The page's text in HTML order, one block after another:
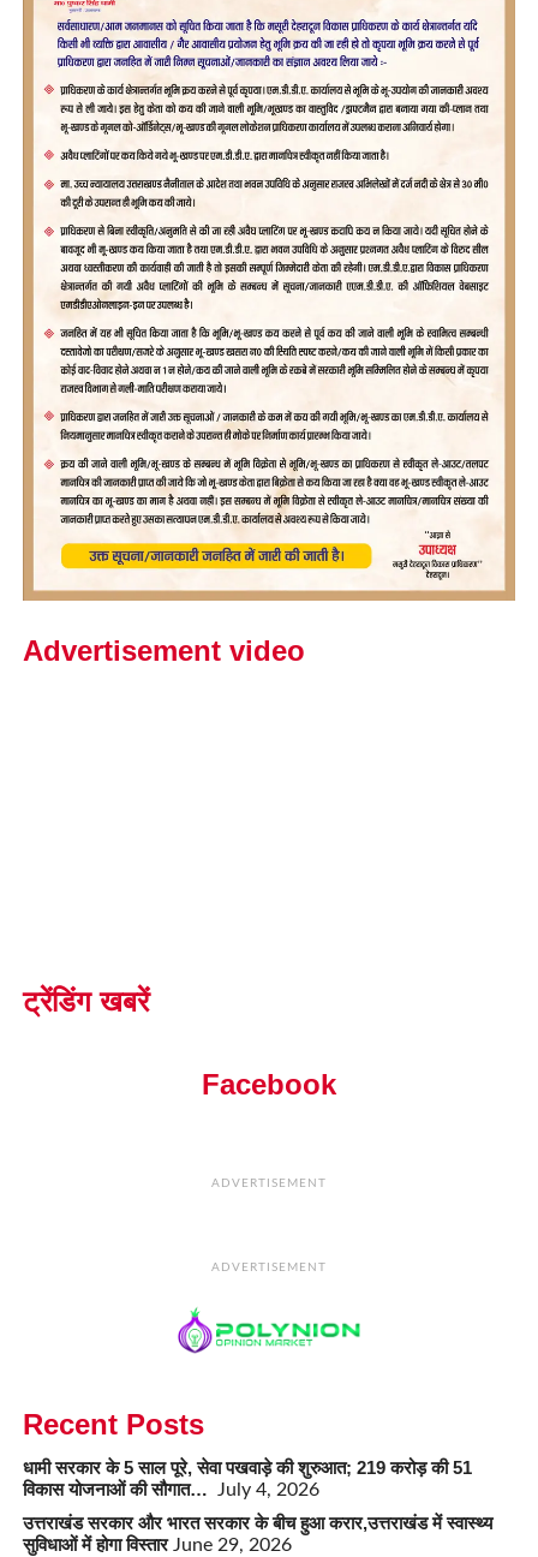
Advertisement video
ट्रेंडिंग खबरें
Facebook
ADVERTISEMENT
ADVERTISEMENT
Recent Posts
धामी सरकार के 5 साल पूरे, सेवा पखवाड़े की शुरुआत; 219 करोड़ की 51
विकास योजनाओं की सौगात…
July 4, 2026
उत्तराखंड सरकार और भारत सरकार के बीच हुआ करार,उत्तराखंड में स्वास्थ्य
सुविधाओं में होगा विस्तार June 29, 2026